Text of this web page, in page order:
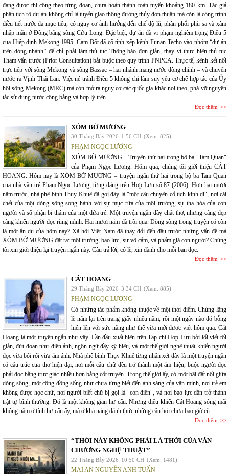
đang được thi công theo từng đoạn, chưa hoàn thành toàn tuyến khoảng 180 km. Tác giả
phân tích rõ dự án không chỉ là tuyến giao thông đường thủy đơn thuần mà còn là công trình
điều tiết nước đa mục tiêu, có nguy cơ ảnh hưởng đến chế độ lũ, phân phối phù sa và xâm
nhập mặn ở Đồng bằng sông Cửu Long. Đặc biệt, dự án đã vi phạm nghiêm trọng Điều 5
của Hiệp định Mekong 1995. Cam Bốt đã cố tình xếp kênh Funan Techo vào nhóm “dự án
trên dòng nhánh” để chỉ phải làm thủ tục Thông báo đơn giản, thay vì thực hiện thủ tục
Tham vấn trước (Prior Consultation) bắt buộc theo quy trình PNPCA. Thực tế, kênh kết nối
trực tiếp với sông Mekong và sông Bassac – hai nhánh mang nước dòng chính – và chuyển
nước ra Vịnh Thái Lan. Việc né tránh Điều 5 không chỉ làm suy yếu cơ chế hợp tác của Ủy
hội sông Mekong (MRC) mà còn mở ra nguy cơ các quốc gia khác noi theo, phá vỡ nguyên
tắc sử dụng nước công bằng và hợp lý trên ...
Đọc thêm
XÓM BỜ MƯƠNG
30 Tháng Bảy 2026 1:56 CH (Xem: 825)
PHẠM NGỌC LƯƠNG
XÓM BỜ MƯƠNG – Truyện thứ hai trong bộ ba "Tam Quan"
của Phạm Ngọc Lương. Hôm qua, chúng tôi giới thiệu CÁT
HOANG. Hôm nay là XÓM BỜ MƯƠNG – truyện ngắn thứ hai trong bộ ba Tam Quan
của nhà văn trẻ Phạm Ngọc Lương, từng đăng trên Hợp Lưu số 87 (2006). Hơn hai mươi
năm trước, nhà phê bình Thụy Khuê đã gọi đây là "một câu chuyện cổ tích kinh dị", nơi cái
chết của một dòng sông song hành với sự mục rữa của môi trường, sự tha hóa của con
người và số phận bi thảm của một đứa trẻ. Một truyện ngắn đầy chất thơ, nhưng càng đẹp
càng khiến người đọc rùng mình. Hai mươi năm đã trôi qua. Dòng sông trong truyện có còn
là một ẩn dụ của hôm nay? Xã hội Việt Nam đã thay đổi đến đâu trước những vấn đề mà
XÓM BỜ MƯƠNG đặt ra: môi trường, bạo lực, sự vô cảm, và phẩm giá con người? Chúng
tôi xin giới thiệu lại truyện ngắn này. Câu trả lời, có lẽ, xin dành cho mỗi bạn đọc.
Đọc thêm
CÁT HOANG
29 Tháng Bảy 2026 3:34 CH (Xem: 885)
PHẠM NGỌC LƯƠNG
Có những tác phẩm không thuộc về một thời điểm. Chúng lặng
lẽ nằm lại trên trang giấy nhiều năm, rồi một ngày nào đó bỗng
hiện lên với sức nặng như thể vừa mới được viết hôm qua. Cát
Hoang là một truyện ngắn như vậy. Lần đầu xuất hiện trên Tạp chí Hợp Lưu bởi lối viết tối
giản, đứt đoạn như điện ảnh, ngôn ngữ đầy ký hiệu, và một thế giới nghệ thuật khiến người
đọc vừa bối rối vừa ám ảnh. Nhà phê bình Thụy Khuê từng nhận xét đây là một truyện ngắn
có cấu trúc của thơ hiện đại, nơi mỗi câu chữ đều trở thành một ám hiệu, buộc người đọc
phải đọc bằng trực giác nhiều hơn bằng cốt truyện. Trong thế giới ấy, có một bãi đất nổi giữa
dòng sông, một cộng đồng sống như chưa từng biết đến ánh sáng của văn minh, nơi trẻ em
không được học chữ, nơi người biết chữ bị gọi là "con điên", và nơi bạo lực dần trở thành
trật tự bình thường. Đó là một không gian hư cấu. Nhưng điều khiến Cát Hoang sống mãi
không nằm ở tính hư cấu ấy, mà ở khả năng đánh thức những câu hỏi chưa bao giờ cũ:
Đọc thêm
“THỜI NÀY KHÔNG PHẢI LÀ THỜI CỦA VĂN
CHƯƠNG NGHỆ THUẬT”
22 Tháng Bảy 2026 10:50 CH (Xem: 1481)
MAI AN NGUYỄN ANH TUẤN